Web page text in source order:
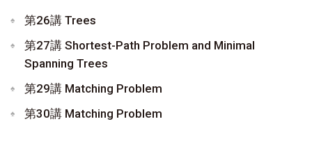
第26講 Trees
第27講 Shortest-Path Problem and Minimal
Spanning Trees
第29講 Matching Problem
第30講 Matching Problem